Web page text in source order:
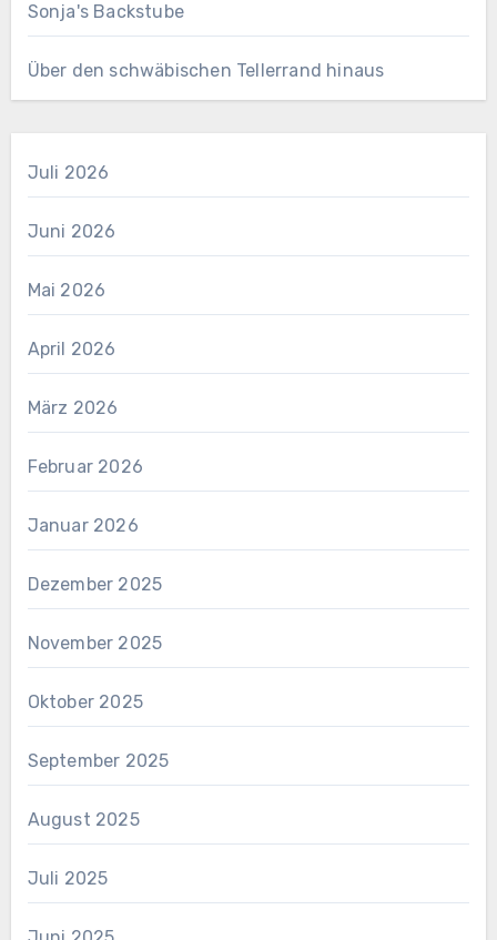
Sonja's Backstube
Über den schwäbischen Tellerrand hinaus
Juli 2026
Juni 2026
Mai 2026
April 2026
März 2026
Februar 2026
Januar 2026
Dezember 2025
November 2025
Oktober 2025
September 2025
August 2025
Juli 2025